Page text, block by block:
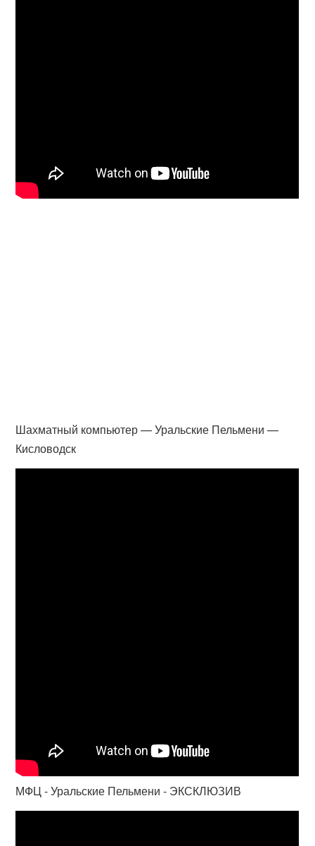
Шахматный компьютер — Уральские Пельмени —
Кисловодск
МФЦ - Уральские Пельмени - ЭКСКЛЮЗИВ